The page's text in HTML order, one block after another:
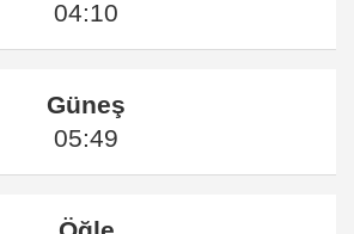
04:10
Güneş
05:49